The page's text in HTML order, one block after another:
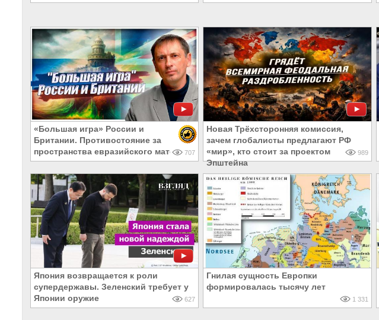
«Большая игра» России и
Британии. Противостояние за
пространства евразийского материка
707
Новая Трёхсторонняя комиссия,
зачем глобалисты предлагают РФ
«мир», кто стоит за проектом
Эпштейна
989
Япония возвращается к роли
супердержавы. Зеленский требует у
Японии оружие
627
Гнилая сущность Европки
формировалась тысячу лет
1 331